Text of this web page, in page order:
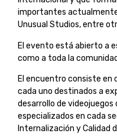
importantes
Unusual Studios, entre
El evento está abierto a
como a toda la
El encuentro consiste
cada uno destinados a
desarrollo de
especializados en cada
Internalización y Calidad